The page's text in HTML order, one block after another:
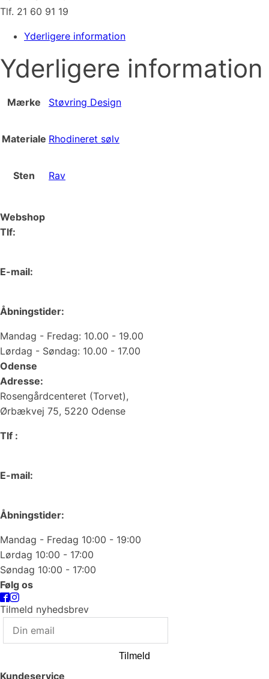
Tlf. 21 60 91 19
Yderligere information
Yderligere information
Mærke Støvring Design
Materiale Rhodineret sølv
Sten Rav
Webshop
Tlf:
E-mail:
Åbningstider:
Mandag - Fredag: 10.00 - 19.00
Lørdag - Søndag: 10.00 - 17.00
Odense
Adresse:
Rosengårdcenteret (Torvet),
Ørbækvej 75, 5220 Odense
Tlf :
E-mail:
Åbningstider:
Mandag - Fredag 10:00 - 19:00
Lørdag 10:00 - 17:00
Søndag 10:00 - 17:00
Følg os
Tilmeld nyhedsbrev
Tilmeld
Kundeservice